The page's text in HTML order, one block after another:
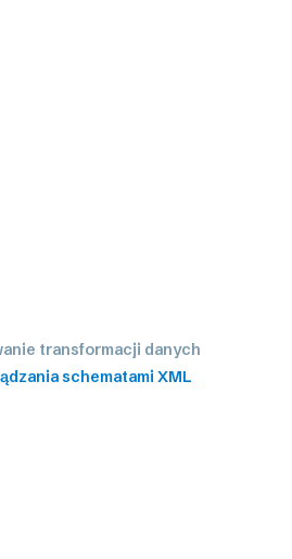
transformacji danych
schematami XML